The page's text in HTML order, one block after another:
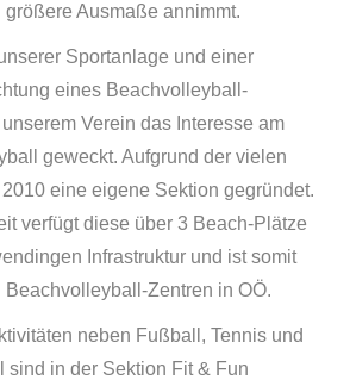
Ausmaße annimmt.
Sportanlage und einer
eines Beachvolleyball-
Verein das Interesse am
geweckt. Aufgrund der vielen
eine eigene Sektion gegründet.
verfügt diese über 3 Beach-Plätze
Infrastruktur und ist somit
Zentren in OÖ.
neben Fußball, Tennis und
sind in der Sektion Fit & Fun